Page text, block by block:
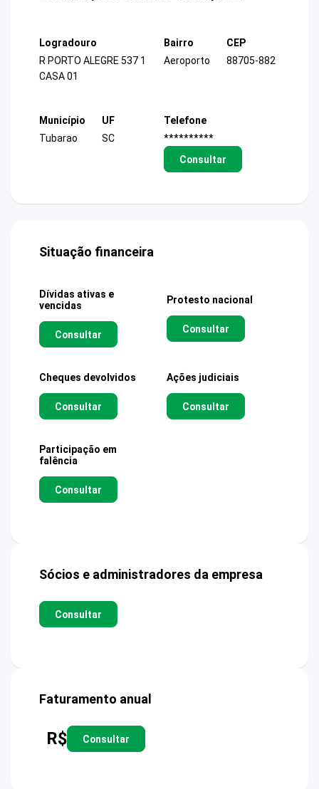
Logradouro
R PORTO ALEGRE 537 1
CASA 01
Bairro
Aeroporto
CEP
88705-882
Município
Tubarao
UF
SC
Telefone
**********
Consultar
Situação financeira
Dívidas ativas e
vencidas
Consultar
Protesto nacional
Consultar
Cheques devolvidos
Consultar
Ações judiciais
Consultar
Participação em
falência
Consultar
Sócios e administradores da empresa
Consultar
Faturamento anual
R$ Consultar